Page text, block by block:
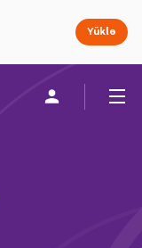
Yüklə